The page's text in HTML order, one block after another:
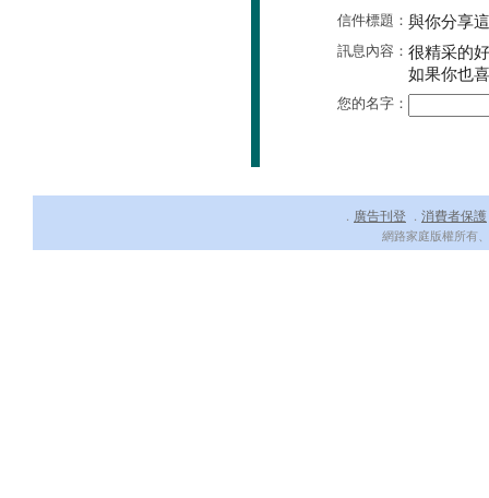
信件標題： 與你分享
訊息內容： 很精采的
如果你也
您的名字：
． 廣告刊登 ． 消費者保護
網路家庭版權所有